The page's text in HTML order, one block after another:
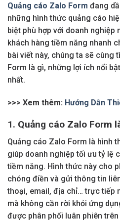
Quảng cáo Zalo Form đang
những hình thức quảng cáo
biệt phù hợp với doanh nghiệp
khách hàng tiềm năng nhanh
bài viết này, chúng ta sẽ cùng
Form là gì, những lợi ích nổi
nhất.
>>> Xem thêm: Hướng Dẫn
1. Quảng cáo Zalo Form
Quảng cáo Zalo Form là hình
giúp doanh nghiệp tối ưu tỷ lệ
tiềm năng. Hình thức này cho
chóng điền và gửi thông tin
thoại, email, địa chỉ… trực tiếp
mà không cần rời khỏi ứng
được phân phối luân phiên